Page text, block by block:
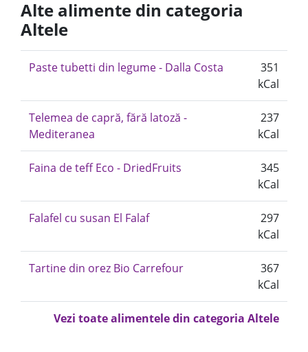
Alte alimente din categoria
Altele
Paste tubetti din legume - Dalla Costa
351
kCal
Telemea de capră, fără latoză -
Mediteranea
237
kCal
Faina de teff Eco - DriedFruits
345
kCal
Falafel cu susan El Falaf
297
kCal
Tartine din orez Bio Carrefour
367
kCal
Vezi toate alimentele din categoria Altele